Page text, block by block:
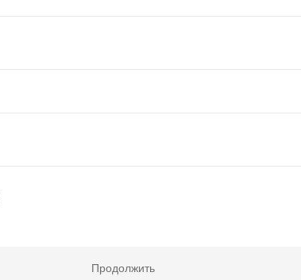
Продолжить